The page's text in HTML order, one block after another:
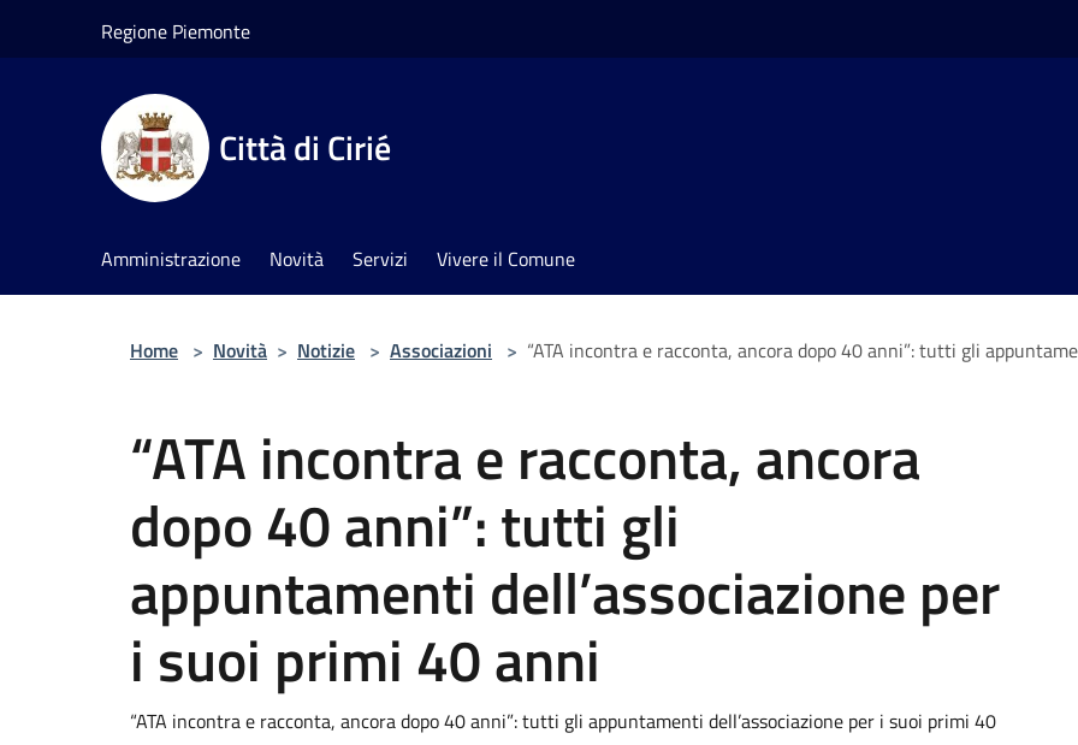
Regione Piemonte
Città di Cirié
Amministrazione Novità Servizi Vivere il Comune
Home > Novità > Notizie > Associazioni > “ATA incontra e racconta, ancora dopo 40 anni”: tutti gli
“ATA incontra e racconta, ancora
dopo 40 anni”: tutti gli
appuntamenti dell’associazione per
i suoi primi 40 anni
“ATA incontra e racconta, ancora dopo 40 anni”: tutti gli appuntamenti dell’associazione per i suoi primi 40